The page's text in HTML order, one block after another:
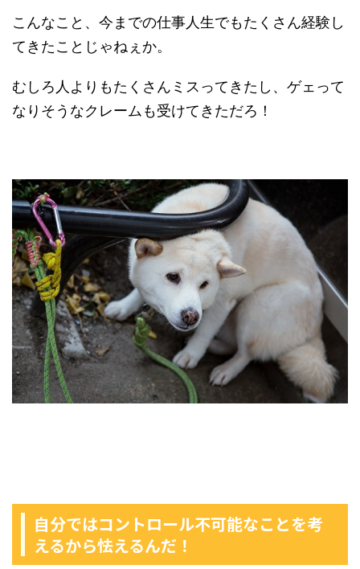
こんなこと、今までの仕事人生でもたくさん経験し
てきたことじゃねぇか。
むしろ人よりもたくさんミスってきたし、ゲェって
なりそうなクレームも受けてきただろ！
自分ではコントロール不可能なことを考
えるから怯えるんだ！